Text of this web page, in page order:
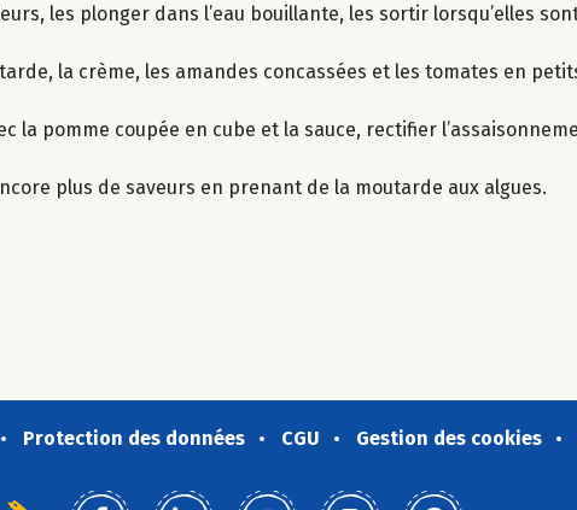
les plonger dans l’eau bouillante, les sortir lorsqu’elles
la crème, les amandes concassées et les tomates en
pomme coupée en cube et la sauce, rectifier
plus de saveurs en prenant de la moutarde aux algues.
Protection des données CGU Gestion des cookies